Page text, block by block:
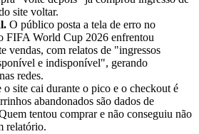
site voltar.
O público posta a tela de erro no
FIFA World Cup 2026 enfrentou
vendas, com relatos de "ingressos
e indisponível", gerando
redes.
o site cai durante o pico e o checkout é
abandonados são dados de
tentou comprar e não conseguiu não
relatório.